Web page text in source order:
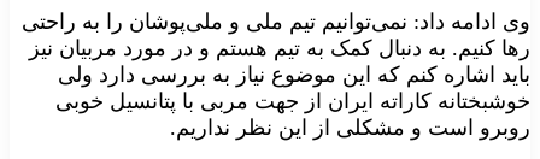
وی ادامه داد: نمی‌توانیم تیم ملی و ملی‌پوشان را به راحتی
رها کنیم. به دنبال کمک به تیم هستم و در مورد مربیان نیز
باید اشاره کنم که این موضوع نیاز به بررسی دارد ولی
خوشبختانه کاراته ایران از جهت مربی با پتانسیل خوبی
روبرو است و مشکلی از این نظر نداریم.